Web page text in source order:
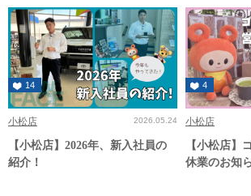
14
小松店 2026.05.24
【小松店】2026年、新入社員の
紹介！
4
小松店
【小松店】
休業のお知